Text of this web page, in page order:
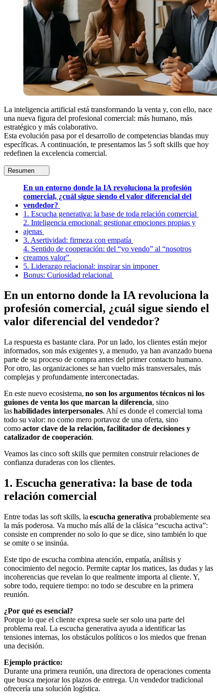
La inteligencia artificial está transformando la venta y, con ello, nace
una nueva figura del profesional comercial: más humano, más
estratégico y más colaborativo.
Esta evolución pasa por el desarrollo de competencias blandas muy
específicas. A continuación, te presentamos las 5 soft skills que hoy
redefinen la excelencia comercial.
Resumen
En un entorno donde la IA revoluciona la profesión
comercial, ¿cuál sigue siendo el valor diferencial del
vendedor?
1. Escucha generativa: la base de toda relación comercial
2. Inteligencia emocional: gestionar emociones propias y
ajenas
3. Asertividad: firmeza con empatía
4. Sentido de cooperación: del “yo vendo” al “nosotros
creamos valor”
5. Liderazgo relacional: inspirar sin imponer
Bonus: Curiosidad relacional
En un entorno donde la IA revoluciona la
profesión comercial, ¿cuál sigue siendo el
valor diferencial del vendedor?
La respuesta es bastante clara. Por un lado, los clientes están mejor
informados, son más exigentes y, a menudo, ya han avanzado buena
parte de su proceso de compra antes del primer contacto humano.
Por otro, las organizaciones se han vuelto más transversales, más
complejas y profundamente interconectadas.
En este nuevo ecosistema, no son los argumentos técnicos ni los
guiones de venta los que marcan la diferencia, sino
lashabilidades interpersonales. Ahí es donde el comercial toma
todo su valor: no como mero portavoz de una oferta, sino
comoactor clave de la relación, facilitador de decisiones y
catalizador de cooperación.
Veamos las cinco soft skills que permiten construir relaciones de
confianza duraderas con los clientes.
1. Escucha generativa: la base de toda
relación comercial
Entre todas las soft skills, la escucha generativa probablemente sea
la más poderosa. Va mucho más allá de la clásica “escucha activa”:
consiste en comprender no solo lo que se dice, sino también lo que
se omite o se insinúa.
Este tipo de escucha combina atención, empatía, análisis y
conocimiento del negocio. Permite captar los matices, las dudas y las
incoherencias que revelan lo que realmente importa al cliente. Y,
sobre todo, requiere tiempo: no todo se descubre en la primera
reunión.
¿Por qué es esencial?
Porque lo que el cliente expresa suele ser solo una parte del
problema real. La escucha generativa ayuda a identificar las
tensiones internas, los obstáculos políticos o los miedos que frenan
una decisión.
Ejemplo práctico:
Durante una primera reunión, una directora de operaciones comenta
que busca mejorar los plazos de entrega. Un vendedor tradicional
ofrecería una solución logística.